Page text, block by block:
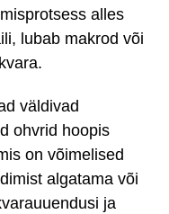
alles
lubab makrod või
väldivad
ohvrid hoopis
on võimelised
algatama või
ja